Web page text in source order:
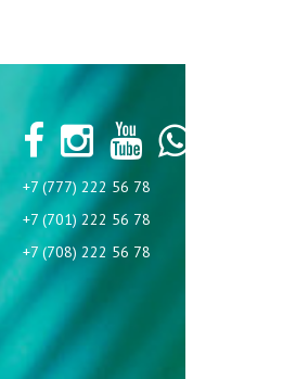
+7 (777) 222 56 78
+7 (701) 222 56 78
+7 (708) 222 56 78